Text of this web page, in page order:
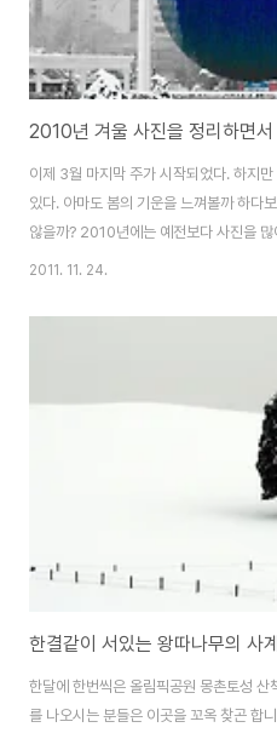
2010년 겨울 사진을 정리하면서
이제 3월 마지막 주가 시작되었다. 하지
있다. 아마도 봄의 기운을 느껴볼까 하다
않을까? 2010년에는 예전보다 사진을
보낼까 하는 생각에 사진도 함께 정리해본
미공원쪽^^ 이 사진을 마지막으로 2010
2011. 11. 24.
한결같이 서있는 왕따나무의 사
한달에 한번씩은 올림픽공원 몽촌토성
를 나오시는 분들은 이곳을 꼬옥 찾곤 합